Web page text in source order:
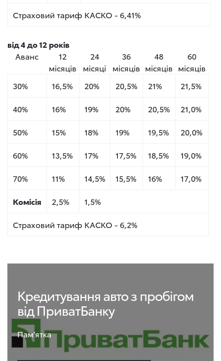
Страховий тариф КАСКО - 6,41%
від 4 до 12 років
Аванс
12
місяців
24
місяці
36
місяців
48
місяців
60
місяців
30%
16,5% 20% 20,5% 21% 21,5%
40% 16% 19% 20% 20,5% 21,0%
50% 15% 18% 19% 19,5% 20,0%
60% 13,5% 17% 17,5% 18,5% 19,0%
70% 11% 14,5% 15,5% 16% 17,0%
Комісія 2,5% 1,5%
Страховий тариф КАСКО - 6,2%
Кредитування авто з пробігом
від ПриватБанку
Пам'ятка